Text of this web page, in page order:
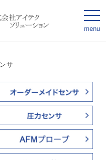
menu
サ